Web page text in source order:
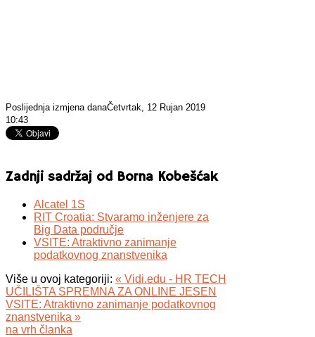
Poslijednja izmjena danaČetvrtak, 12 Rujan 2019
10:43
Zadnji sadržaj od Borna Kobešćak
Alcatel 1S
RIT Croatia: Stvaramo inženjere za
Big Data područje
VSITE: Atraktivno zanimanje
podatkovnog znanstvenika
Više u ovoj kategoriji: « Vidi.edu - HR TECH
UČILIŠTA SPREMNA ZA ONLINE JESEN
VSITE: Atraktivno zanimanje podatkovnog
znanstvenika »
na vrh članka